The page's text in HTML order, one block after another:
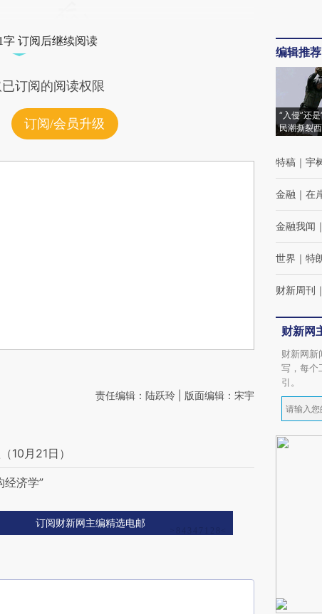
字 订阅后继续阅读
订阅的阅读权限
订阅/会员升级
责任编辑：陆跃玲 | 版面编辑：宋宇
10月21日）
经济学”
订阅财新网主编精选电邮
编辑推荐
“入侵”还
民潮撕裂
特稿 ｜ 宇
金融 ｜ 在
金融我闻 ｜
世界 ｜ 特
财新周刊 ｜
财新网
财新网新
写，每个
引。